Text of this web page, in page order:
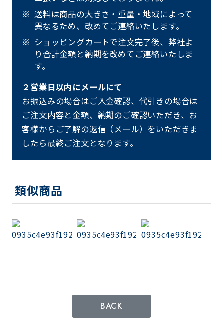
送料は商品の大きさ・重量・地域によって
異なるため、改めてご連絡いたします。
ショッピングカートで注文完了後、弊社よ
り合計金額と納期を改めてご連絡いたしま
す。
２営業日以内にメールにて
お振込みの場合はご入金確認、代引きの場合は
ご注文内容と金額、納期のご確認いただき、お
客様からご了解の返信（メール）をいただきま
したら最終ご注文となります。
類似商品
BACK